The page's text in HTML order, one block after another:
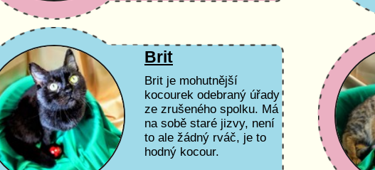
Brit
Brit je mohutnější
kocourek odebraný úřady
ze zrušeného spolku. Má
na sobě staré jizvy, není
to ale žádný rváč, je to
hodný kocour.